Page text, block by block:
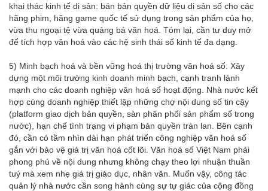
khai thác kinh tế di sản: bán bản quyền dữ liệu di sản số cho các
hãng phim, hãng game quốc tế sử dụng trong sản phẩm của họ,
vừa thu ngoại tệ vừa quảng bá văn hoá. Tóm lại, cần tư duy mở
để tích hợp văn hoá vào các hệ sinh thái số kinh tế đa dạng.
5) Minh bạch hoá và bền vững hoá thị trường văn hoá số: Xây
dựng một môi trường kinh doanh minh bạch, cạnh tranh lành
mạnh cho các doanh nghiệp văn hoá số hoạt động. Nhà nước kết
hợp cùng doanh nghiệp thiết lập những chợ nội dung số tin cậy
(platform giao dịch bản quyền, sàn phân phối sản phẩm số trong
nước), hạn chế tình trạng vi phạm bản quyền tràn lan. Bên cạnh
đó, cần có tầm nhìn dài hạn phát triển công nghiệp văn hoá số
gắn với bảo vệ giá trị văn hoá cốt lõi. Văn hoá số Việt Nam phải
phong phú về nội dung nhưng không chạy theo lợi nhuận thuần
tuý mà xem nhẹ giá trị giáo dục, nhân văn. Muốn vậy, công tác
quản lý nhà nước cần song hành cùng sự tự giác của cộng đồng